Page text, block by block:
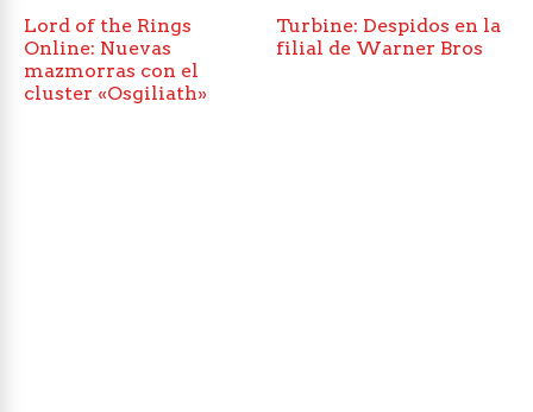
Lord of the Rings
Online: Nuevas
mazmorras con el
cluster «Osgiliath»
Turbine: Despidos en la
filial de Warner Bros